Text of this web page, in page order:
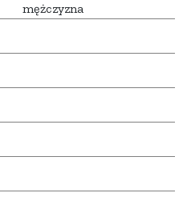
mężczyzna